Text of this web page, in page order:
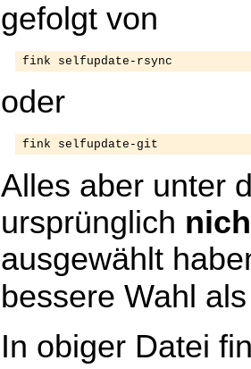
gefolgt von
fink selfupdate-rsync
oder
fink selfupdate-git
Alles aber unter
ursprünglich
ausgewählt
bessere Wahl
In obiger Datei